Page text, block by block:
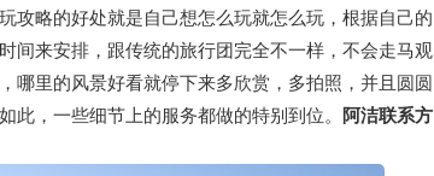
攻略的好处就是自己想怎么玩就怎么玩，根据自己的
间来安排，跟传统的旅行团完全不一样，不会走马观
哪里的风景好看就停下来多欣赏，多拍照，并且圆圆
，一些细节上的服务都做的特别到位。
阿洁联系方